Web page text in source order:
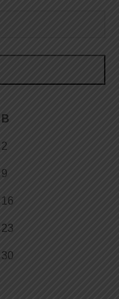
B
2
9
16
23
30